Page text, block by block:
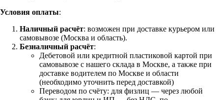
Условия оплаты:
Наличный расчёт: возможен при доставке курьером или
самовывозе (Москва и область).
Безналичный расчёт:
Дебетовой или кредитной пластиковой картой при
самовывозе с нашего склада в Москве, а также при
доставке водителем по Москве и области
(необходимо уточнить перед доставкой)
Переводом по счёту: для физлиц — через любой